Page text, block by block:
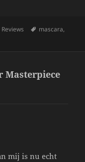
Reviews Tags
mascara,
Masterpiece
mij is nu echt